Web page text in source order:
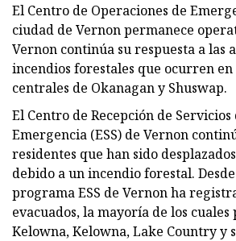
El Centro de Operaciones de
ciudad de Vernon permanece
Vernon continúa su respuesta a las
incendios forestales que ocurren en
centrales de Okanagan y Shuswap.
El Centro de Recepción de Servicios
Emergencia (ESS) de Vernon
residentes que han sido
debido a un incendio forestal.
programa ESS de Vernon ha
evacuados, la mayoría de los
Kelowna, Kelowna, Lake Country y